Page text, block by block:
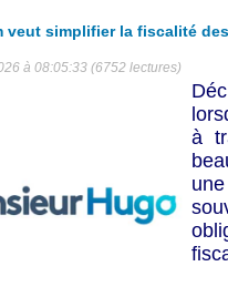
veut simplifier la fiscalité
à 08:05:33 (6752 lectures)
à